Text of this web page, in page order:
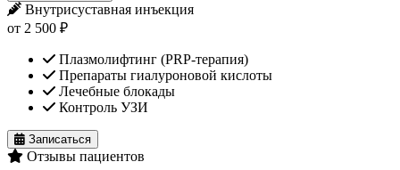
Внутрисуставная инъекция
от 2 500 ₽
Плазмолифтинг (PRP-терапия)
Препараты гиалуроновой кислоты
Лечебные блокады
Контроль УЗИ
Записаться
Отзывы пациентов